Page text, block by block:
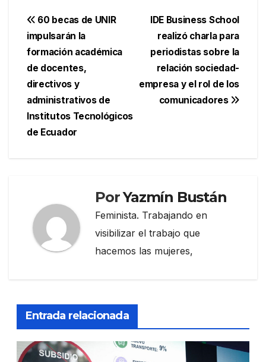
Navegación
de
entradas
IDE Business School
realizó charla para
periodistas sobre la
relación sociedad-
empresa y el rol de los
comunicadores
60 becas de UNIR
impulsarán la
formación académica
de docentes,
directivos y
administrativos de
Institutos Tecnológicos
de Ecuador
PorYazmín Bustán
Feminista. Trabajando en
visibilizar el trabajo que
hacemos las mujeres,
Entrada relacionada